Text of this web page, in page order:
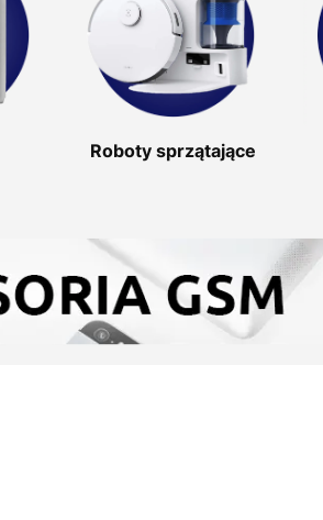
Roboty sprzątające